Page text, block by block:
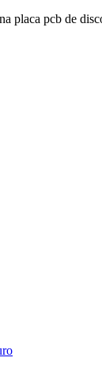
placa pcb de